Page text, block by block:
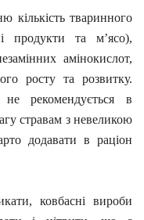
кількість тваринного
продукти та м’ясо),
амінокислот,
росту та розвитку.
не рекомендується в
стравам з невеликою
додавати в раціон
ковбасні вироби